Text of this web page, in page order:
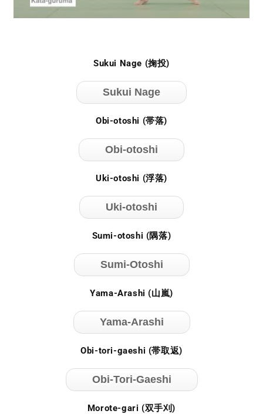
Sukui Nage (掬投)
Sukui Nage
Obi-otoshi (帯落)
Obi-otoshi
Uki-otoshi (浮落)
Uki-otoshi
Sumi-otoshi (隅落)
Sumi-Otoshi
Yama-Arashi (山嵐)
Yama-Arashi
Obi-tori-gaeshi (帯取返)
Obi-Tori-Gaeshi
Morote-gari (双手刈)